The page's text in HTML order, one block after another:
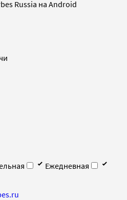
Russia на Android
Ежедневная